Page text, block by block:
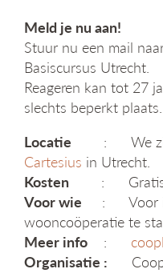
Meld je nu aan!
Stuur nu een mail
Basiscursus Utrecht.
Reageren kan tot 27
slechts beperkt plaats.
Locatie : We zien
Cartesius in Utrecht.
Kosten :
Voor wie : Voor
wooncoöperatie te
Meer info :
Organisatie :